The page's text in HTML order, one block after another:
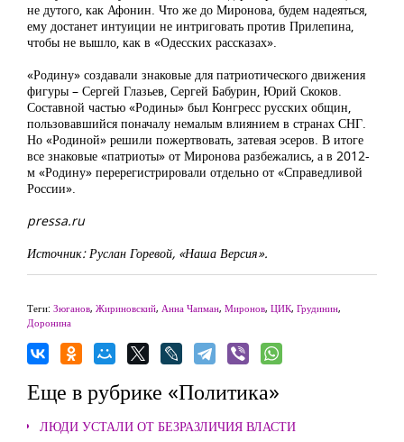
не дутого, как Афонин. Что же до Миронова, будем надеяться,
ему достанет интуиции не интриговать против Прилепина,
чтобы не вышло, как в «Одесских рассказах».
«Родину» создавали знаковые для патриотического движения
фигуры – Сергей Глазьев, Сергей Бабурин, Юрий Скоков.
Составной частью «Родины» был Конгресс русских общин,
пользовавшийся поначалу немалым влиянием в странах СНГ.
Но «Родиной» решили пожертвовать, затевая эсеров. В итоге
все знаковые «патриоты» от Миронова разбежались, а в 2012-
м «Родину» перерегистрировали отдельно от «Справедливой
России».
pressa.ru
Источник: Руслан Горевой, «Наша Версия».
Теги: Зюганов, Жириновский, Анна Чапман, Миронов, ЦИК, Грудинин,
Доронина
Еще в рубрике «Политика»
ЛЮДИ УСТАЛИ ОТ БЕЗРАЗЛИЧИЯ ВЛАСТИ